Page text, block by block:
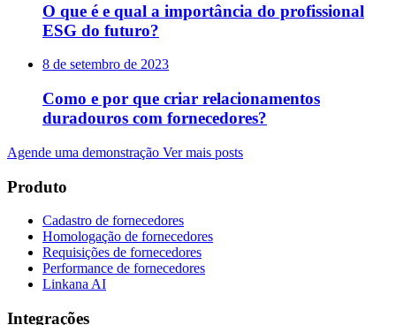
O que é e qual a importância do profissional
ESG do futuro?
8 de setembro de 2023
Como e por que criar relacionamentos
duradouros com fornecedores?
Agende uma demonstração Ver mais posts
Produto
Cadastro de fornecedores
Homologação de fornecedores
Requisições de fornecedores
Performance de fornecedores
Linkana AI
Integrações